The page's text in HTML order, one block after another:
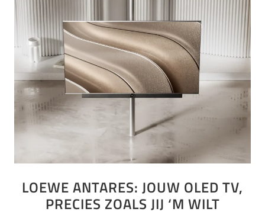
LOEWE ANTARES: JOUW OLED TV,
PRECIES ZOALS JIJ ‘M WILT